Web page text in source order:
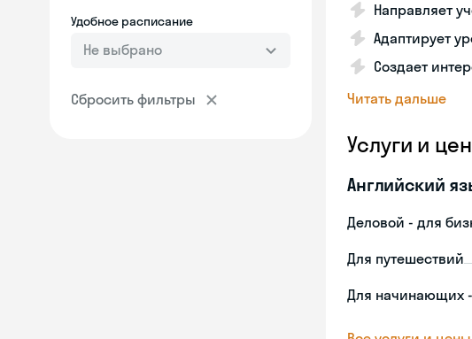
Удобное расписание
Не выбрано
Сбросить фильтры
Направляет
Адаптирует
Создает
Читать дальше
Услуги и
Английский
Деловой - для
Для путешествий
Для начинающих